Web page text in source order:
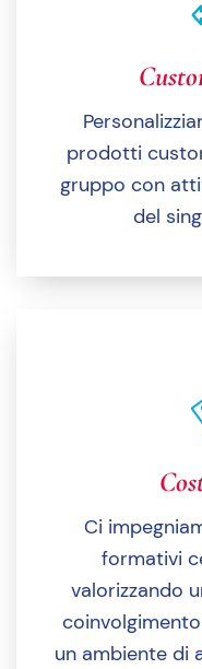
prodotti
gruppo con
del
Ci
formativi
valorizzando
un ambiente di